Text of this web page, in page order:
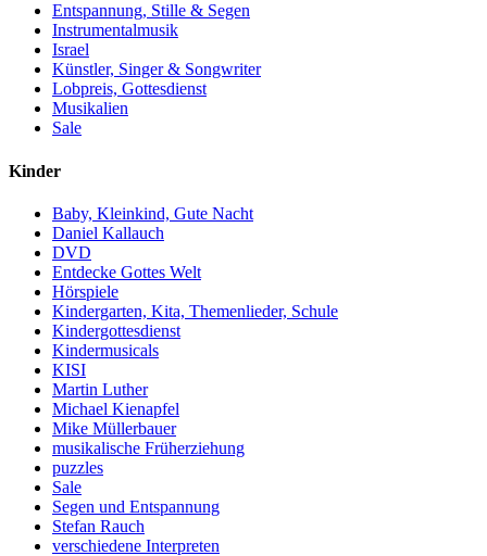
Entspannung, Stille & Segen
Instrumentalmusik
Israel
Künstler, Singer & Songwriter
Lobpreis, Gottesdienst
Musikalien
Sale
Kinder
Baby, Kleinkind, Gute Nacht
Daniel Kallauch
DVD
Entdecke Gottes Welt
Hörspiele
Kindergarten, Kita, Themenlieder, Schule
Kindergottesdienst
Kindermusicals
KISI
Martin Luther
Michael Kienapfel
Mike Müllerbauer
musikalische Früherziehung
puzzles
Sale
Segen und Entspannung
Stefan Rauch
verschiedene Interpreten